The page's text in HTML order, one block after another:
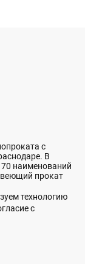
с
В
наименований
прокат
как
или под
входного
технологию
с